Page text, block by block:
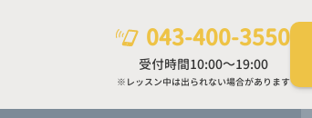
043-400-3550
受付時間10:00～19:00
※レッスン中は出られない場合があります